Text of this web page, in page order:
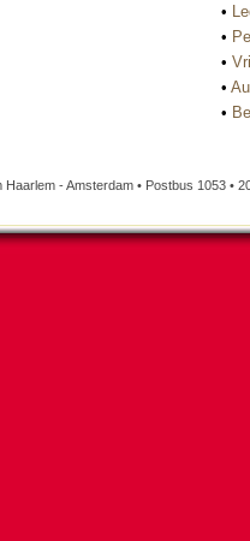
•
•
•
•
•
Haarlem - Amsterdam • Postbus 1053 •